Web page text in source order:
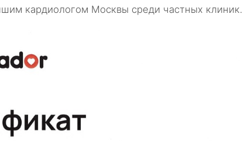
кардиологом Москвы среди частных клиник.